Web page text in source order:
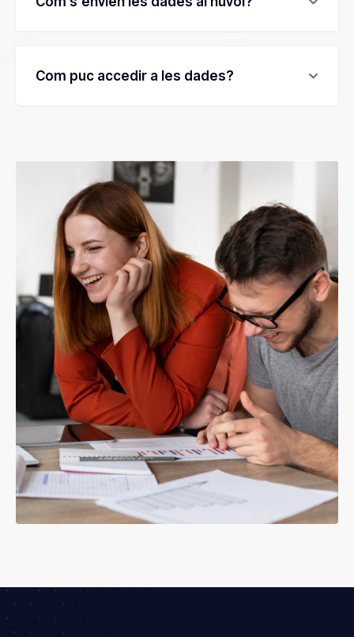
Com puc accedir a les dades?